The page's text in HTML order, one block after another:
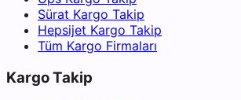
Sürat Kargo Takip
Hepsijet Kargo Takip
Tüm Kargo Firmaları
Kargo Takip